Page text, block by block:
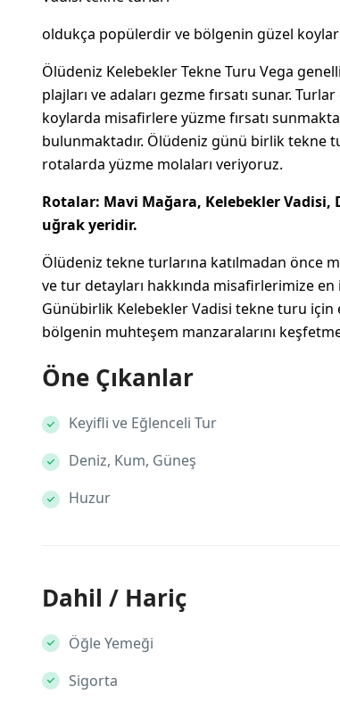
oldukça popülerdir ve bölgenin güzel
Ölüdeniz Kelebekler Tekne Turu Vega
plajları ve adaları gezme fırsatı sunar.
koylarda misafirlere yüzme fırsatı
bulunmaktadır. Ölüdeniz günü birlik tekne
rotalarda yüzme molaları veriyoruz.
Rotalar: Mavi Mağara, Kelebekler Vadisi,
uğrak yeridir.
Ölüdeniz tekne turlarına katılmadan önce
ve tur detayları hakkında misafirlerimize
Günübirlik Kelebekler Vadisi tekne turu
bölgenin muhteşem manzaralarını keşfetme
Öne Çıkanlar
Keyifli ve Eğlenceli Tur
Deniz, Kum, Güneş
Huzur
Dahil / Hariç
Öğle Yemeği
Sigorta